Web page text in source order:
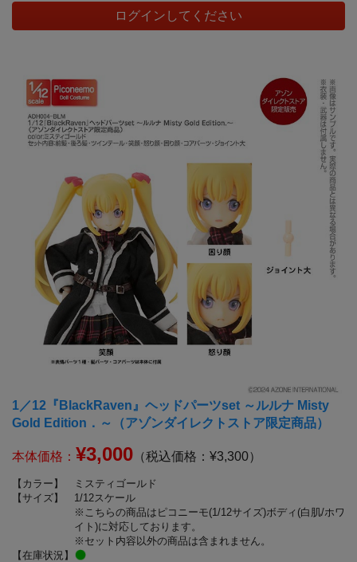
ログインしてください
1／12『BlackRaven』ヘッドパーツset ～ルルナ Misty
Gold Edition．～（アゾンダイレクトストア限定商品）
本体価格： ¥3,000 （税込価格：¥3,300）
【カラー】
ミスティゴールド
【サイズ】
1/12スケール
※こちらの商品はピコニーモ(1/12サイズ)ボディ(白肌/ホワ
イト)に対応しております。
※セット内容以外の商品は含まれません。
【在庫状況】